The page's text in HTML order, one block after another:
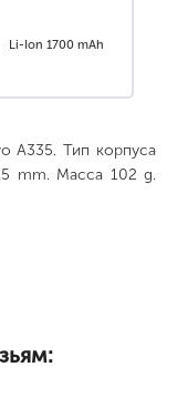
Li-Ion 1700 mAh
A335. Тип корпуса
mm. Масса 102 g.